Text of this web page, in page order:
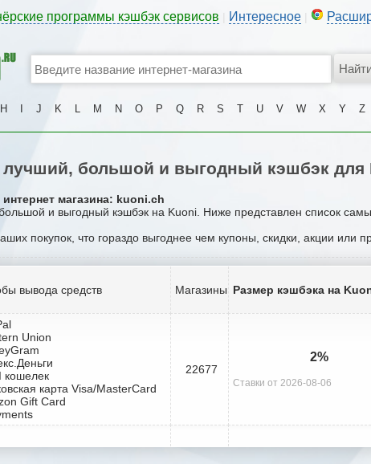
программы кэшбэк сервисов Интересное
H J K L M N O P Q R S T U V W X Y Z
большой и выгодный кэшбэк для
магазина: kuoni.ch
и выгодный кэшбэк на Kuoni. Ниже представлен список
покупок, что гораздо выгоднее чем купоны, скидки, акции или
вывода средств Магазины Размер кэшбэка на
Union
кошелек
карта Visa/MasterCard
Gift Card
22677
2%
Ставки от 2026-08-06